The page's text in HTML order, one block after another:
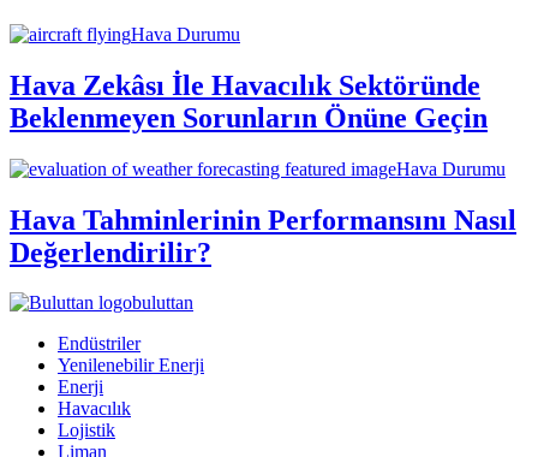
Hava Durumu
Hava Zekâsı İle Havacılık Sektöründe
Beklenmeyen Sorunların Önüne Geçin
Hava Durumu
Hava Tahminlerinin Performansını Nasıl
Değerlendirilir?
buluttan
Endüstriler
Yenilenebilir Enerji
Enerji
Havacılık
Lojistik
Liman